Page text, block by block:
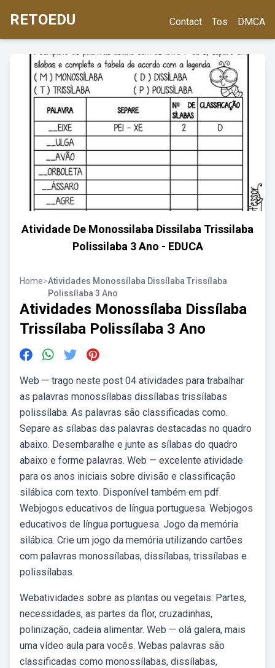
RETOEDU Contact Tos DMCA
Atividade De Monossilaba Dissilaba Trissilaba
Polissilaba 3 Ano - EDUCA
Home>Atividades Monossílaba Dissílaba Trissílaba
Polissílaba 3 Ano
Atividades Monossílaba Dissílaba
Trissílaba Polissílaba 3 Ano
Web — trago neste post 04 atividades para trabalhar
as palavras monossílabas dissílabas trissílabas
polissílaba. As palavras são classificadas como.
Separe as sílabas das palavras destacadas no quadro
abaixo. Desembaralhe e junte as sílabas do quadro
abaixo e forme palavras. Web — excelente atividade
para os anos iniciais sobre divisão e classificação
silábica com texto. Disponível também em pdf.
Webjogos educativos de língua portuguesa. Webjogos
educativos de língua portuguesa. Jogo da memória
silábica. Crie um jogo da memória utilizando cartões
com palavras monossílabas, dissílabas, trissílabas e
polissílabas.
Webatividades sobre as plantas ou vegetais: Partes,
necessidades, as partes da flor, cruzadinhas,
polinização, cadeia alimentar. Web — olá galera, mais
uma vídeo aula para vocês. Webas palavras são
classificadas como monossílabas, dissílabas,